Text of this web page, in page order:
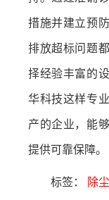
措施并建立预
排放超标问题
择经验丰富的
华科技这样专
产的企业，能
提供可靠保障。
标签： 除